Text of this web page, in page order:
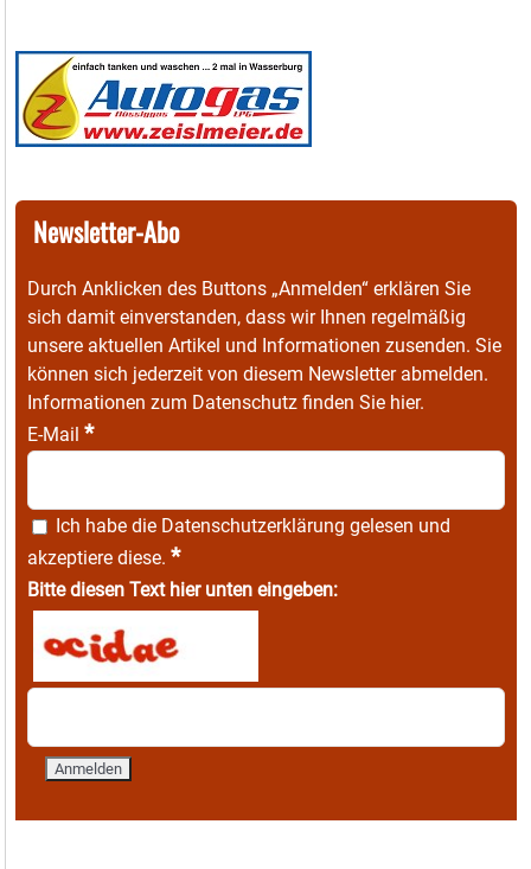
Newsletter-Abo
Durch Anklicken des Buttons „Anmelden“ erklären Sie
sich damit einverstanden, dass wir Ihnen regelmäßig
unsere aktuellen Artikel und Informationen zusenden. Sie
können sich jederzeit von diesem Newsletter abmelden.
Informationen zum Datenschutz finden Sie hier.
E-Mail *
Ich habe die Datenschutzerklärung gelesen und
akzeptiere diese. *
Bitte diesen Text hier unten eingeben: